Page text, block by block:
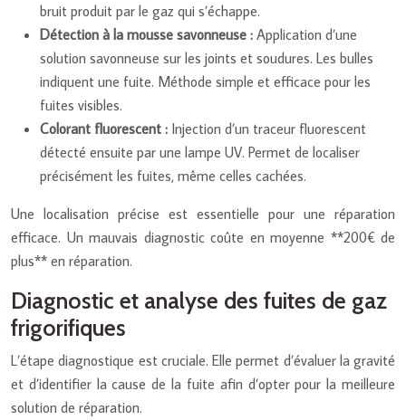
bruit produit par le gaz qui s’échappe.
Détection à la mousse savonneuse : Application d’une
solution savonneuse sur les joints et soudures. Les bulles
indiquent une fuite. Méthode simple et efficace pour les
fuites visibles.
Colorant fluorescent : Injection d’un traceur fluorescent
détecté ensuite par une lampe UV. Permet de localiser
précisément les fuites, même celles cachées.
Une localisation précise est essentielle pour une réparation
efficace. Un mauvais diagnostic coûte en moyenne **200€ de
plus** en réparation.
Diagnostic et analyse des fuites de gaz
frigorifiques
L’étape diagnostique est cruciale. Elle permet d’évaluer la gravité
et d’identifier la cause de la fuite afin d’opter pour la meilleure
solution de réparation.